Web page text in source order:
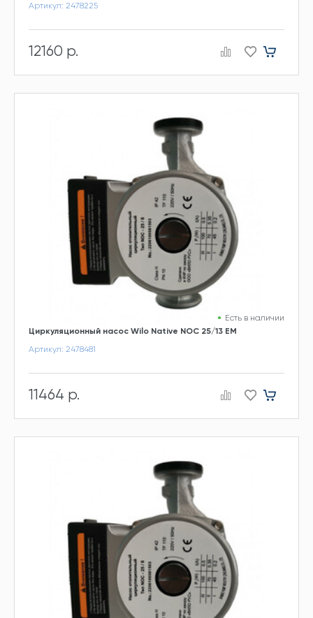
Артикул: 2478225
12160 р.
Есть в наличии
Циркуляционный насос Wilo Native NOC 25/13 EM
Артикул: 2478481
11464 р.